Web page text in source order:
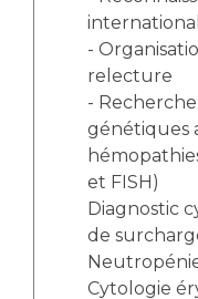
-
relecture
-
génétiques
et FISH)
Diagnostic
de
Cytologie